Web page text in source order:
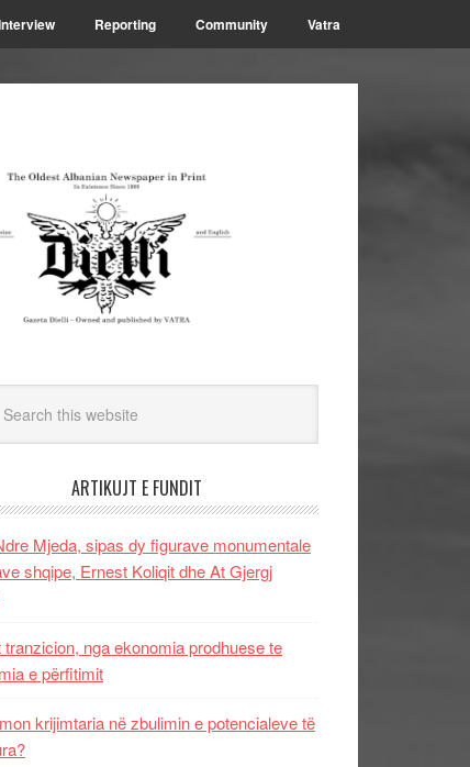
Reporting Community Vatra
ARTIKUJT E FUNDIT
Mjeda, sipas dy figurave monumentale
shqipe, Ernest Koliqit dhe At Gjergj
tranzicion, nga ekonomia prodhuese te
e përfitimit
krijimtaria në zbulimin e potencialeve të